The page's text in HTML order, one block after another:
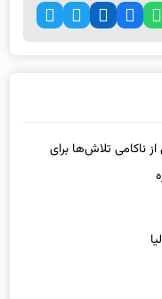
ناکامی تلاش‌ها برای